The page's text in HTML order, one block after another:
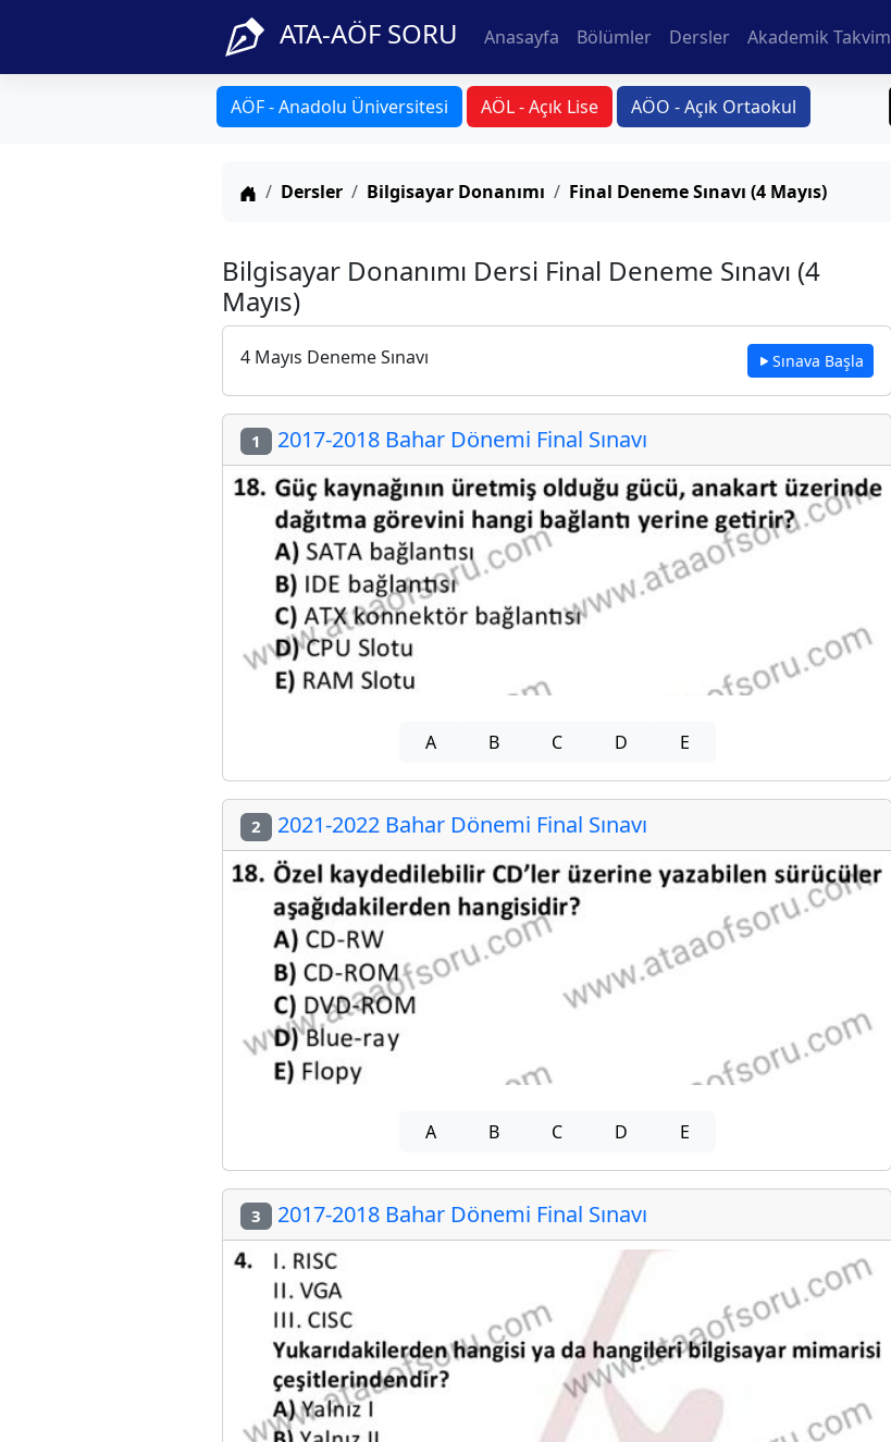
ATA-AÖF SORU Anasayfa Bölümler Dersler Akademik Takvim
AÖF - Anadolu Üniversitesi AÖL - Açık Lise AÖO - Açık Ortaokul
Anasayfa
Dersler Bilgisayar Donanımı Final Deneme Sınavı (4 Mayıs)
Bilgisayar Donanımı Dersi Final Deneme Sınavı (4
Mayıs)
4 Mayıs Deneme Sınavı Sınava Başla
1 2017-2018 Bahar Dönemi Final Sınavı
A B C D E
2 2021-2022 Bahar Dönemi Final Sınavı
A B C D E
3 2017-2018 Bahar Dönemi Final Sınavı